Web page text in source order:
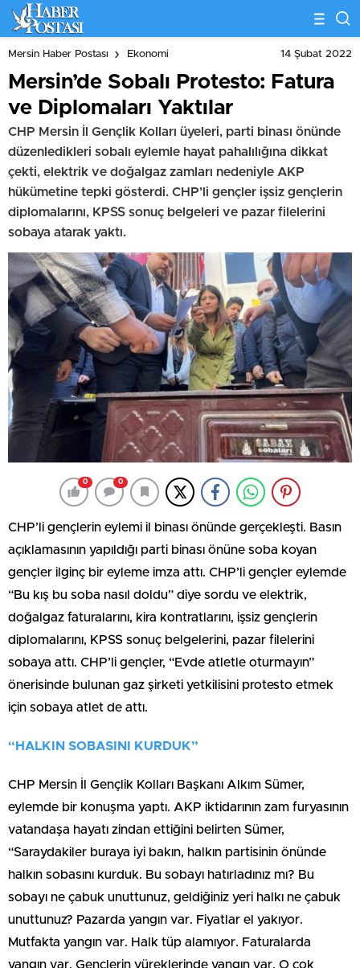
Mersin Haber Postası Ekonomi 14 Şubat 2022
Mersin’de Sobalı Protesto: Fatura
ve Diplomaları Yaktılar
CHP Mersin İl Gençlik Kolları üyeleri, parti binası önünde
düzenledikleri sobalı eylemle hayat pahalılığına dikkat
çekti, elektrik ve doğalgaz zamları nedeniyle AKP
hükümetine tepki gösterdi. CHP’li gençler işsiz gençlerin
diplomalarını, KPSS sonuç belgeleri ve pazar filelerini
sobaya atarak yaktı.
0 0
CHP’li gençlerin eylemi il binası önünde gerçekleşti. Basın
açıklamasının yapıldığı parti binası önüne soba koyan
gençler ilginç bir eyleme imza attı. CHP’li gençler eylemde
“Bu kış bu soba nasıl doldu” diye sordu ve elektrik,
doğalgaz faturalarını, kira kontratlarını, işsiz gençlerin
diplomalarını, KPSS sonuç belgelerini, pazar filelerini
sobaya attı. CHP’li gençler, “Evde atletle oturmayın”
önerisinde bulunan gaz şirketi yetkilisini protesto etmek
için sobaya atlet de attı.
“HALKIN SOBASINI KURDUK”
CHP Mersin İl Gençlik Kolları Başkanı Alkım Sümer,
eylemde bir konuşma yaptı. AKP iktidarının zam furyasının
vatandaşa hayatı zindan ettiğini belirten Sümer,
“Saraydakiler buraya iyi bakın, halkın partisinin önünde
halkın sobasını kurduk. Bu sobayı hatırladınız mı? Bu
sobayı ne çabuk unuttunuz, geldiğiniz yeri halkı ne çabuk
unuttunuz? Pazarda yangın var. Fiyatlar el yakıyor.
Mutfakta yangın var. Halk tüp alamıyor. Faturalarda
yangın var. Gençlerin yüreklerinde yangın var. O çok